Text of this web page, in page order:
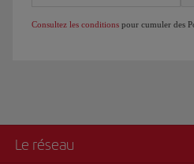
Consultez les conditions pour cumuler des
Le réseau